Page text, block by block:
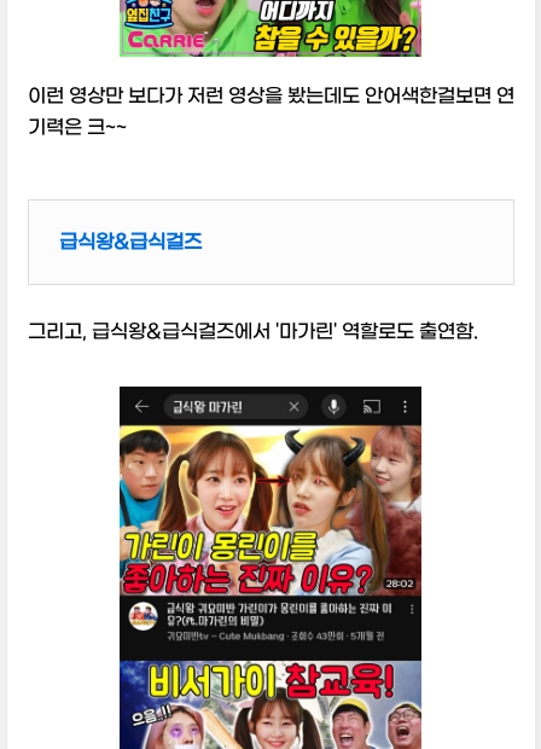
이런 영상만 보다가 저런 영상을 봤는데도 안어색한걸보면 연
기력은 크~~
급식왕&급식걸즈
그리고, 급식왕&급식걸즈에서 '마가린' 역할로도 출연함.